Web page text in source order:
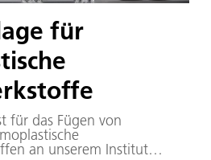
für
für das Fügen von
an unserem Institut